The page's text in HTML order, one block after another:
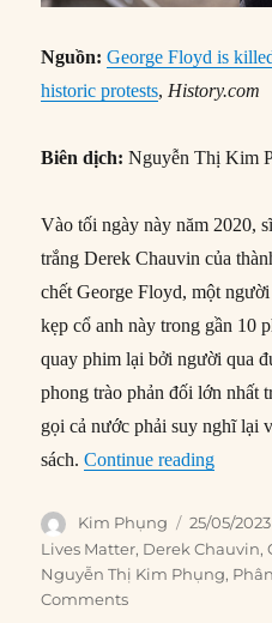
Nguồn:George Floyd is
historic protests,History.com
Biên dịch:Nguyễn Thị Kim
Vào tối ngày này năm 2020,
trắng Derek Chauvin của
chết George Floyd, một
kẹp cổ anh này trong gần 10
quay phim lại bởi người qua
phong trào phản đối lớn nhất
gọi cả nước phải suy nghĩ lại
sách.Continue reading“25/
Author
Kim Phụng
Posted
on
25/05/2023
Lives Matter, Derek Chauvin,
Nguyễn Thị Kim Phụng,
Comments